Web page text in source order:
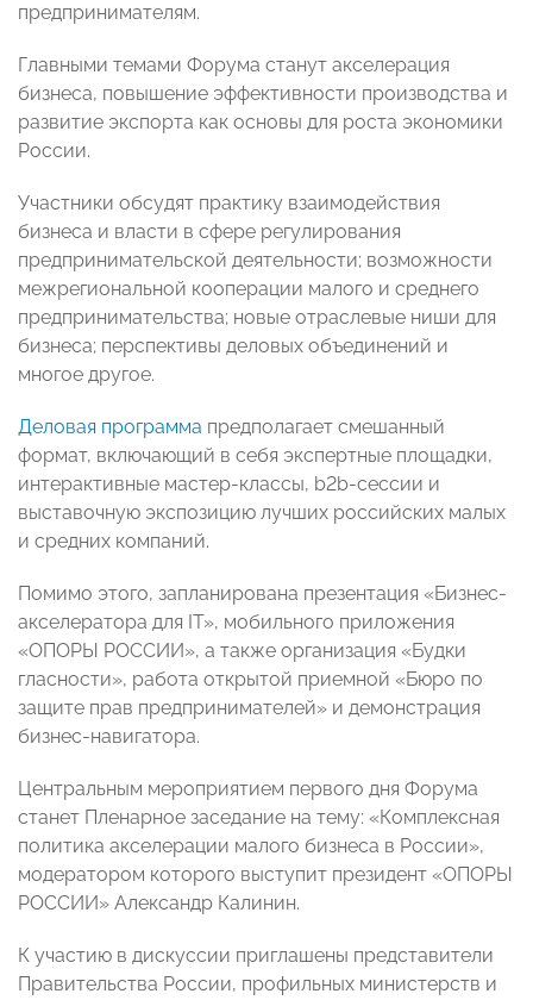
предпринимателям.
Главными темами Форума станут акселерация
бизнеса, повышение эффективности производства и
развитие экспорта как основы для роста экономики
России.
Участники обсудят практику взаимодействия
бизнеса и власти в сфере регулирования
предпринимательской деятельности; возможности
межрегиональной кооперации малого и среднего
предпринимательства; новые отраслевые ниши для
бизнеса; перспективы деловых объединений и
многое другое.
Деловая программа предполагает смешанный
формат, включающий в себя экспертные площадки,
интерактивные мастер-классы, b2b-сессии и
выставочную экспозицию лучших российских малых
и средних компаний.
Помимо этого, запланирована презентация «Бизнес-
акселератора для IT», мобильного приложения
«ОПОРЫ РОССИИ», а также организация «Будки
гласности», работа открытой приемной «Бюро по
защите прав предпринимателей» и демонстрация
бизнес-навигатора.
Центральным мероприятием первого дня Форума
станет Пленарное заседание на тему: «Комплексная
политика акселерации малого бизнеса в России»,
модератором которого выступит президент «ОПОРЫ
РОССИИ» Александр Калинин.
К участию в дискуссии приглашены представители
Правительства России, профильных министерств и